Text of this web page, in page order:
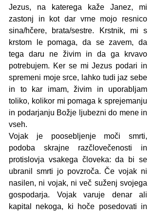
Jezus, na katerega kaže Janez, mi
zastonj in kot dar vrne mojo resnico
sina/hčere, brata/sestre. Krstnik, mi s
krstom le pomaga, da se zavem, da
tega daru ne živim in da ga krvavo
potrebujem. Ker se mi Jezus podari in
spremeni moje srce, lahko tudi jaz sebe
in to kar imam, živim in uporabljam
toliko, kolikor mi pomaga k sprejemanju
in podarjanju Božje ljubezni do mene in
vseh.
Vojak je poosebljenje moči smrti,
podoba skrajne razčlovečenosti in
protislovja vsakega človeka: da bi se
ubranil smrti jo povzroča. Če vojak ni
nasilen, ni vojak, ni več suženj svojega
gospodarja. Vojak varuje denar ali
kapital nekoga, ki hoče posedovati in